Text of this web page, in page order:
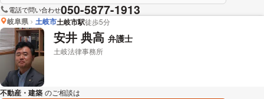
電話で問い合わせ050-5877-1913
岐阜県 土岐市土岐市駅徒歩5分
安井 典高 弁護士
土岐法律事務所
不動産・建築 のご相談は